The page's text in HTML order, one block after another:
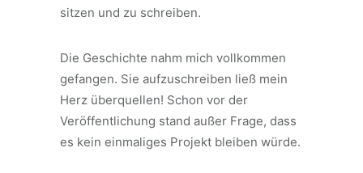
sitzen und zu schreiben.
Die Geschichte nahm mich vollkommen
gefangen. Sie aufzuschreiben ließ mein
Herz überquellen! Schon vor der
Veröffentlichung stand außer Frage, dass
es kein einmaliges Projekt bleiben würde.